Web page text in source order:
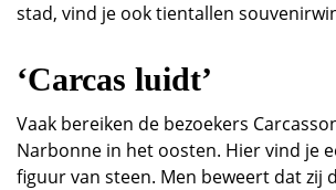
stad, vind je ook tientallen
‘Carcas luidt’
Vaak bereiken de bezoekers
Narbonne in het oosten. Hier vind je
figuur van steen. Men beweert dat zij